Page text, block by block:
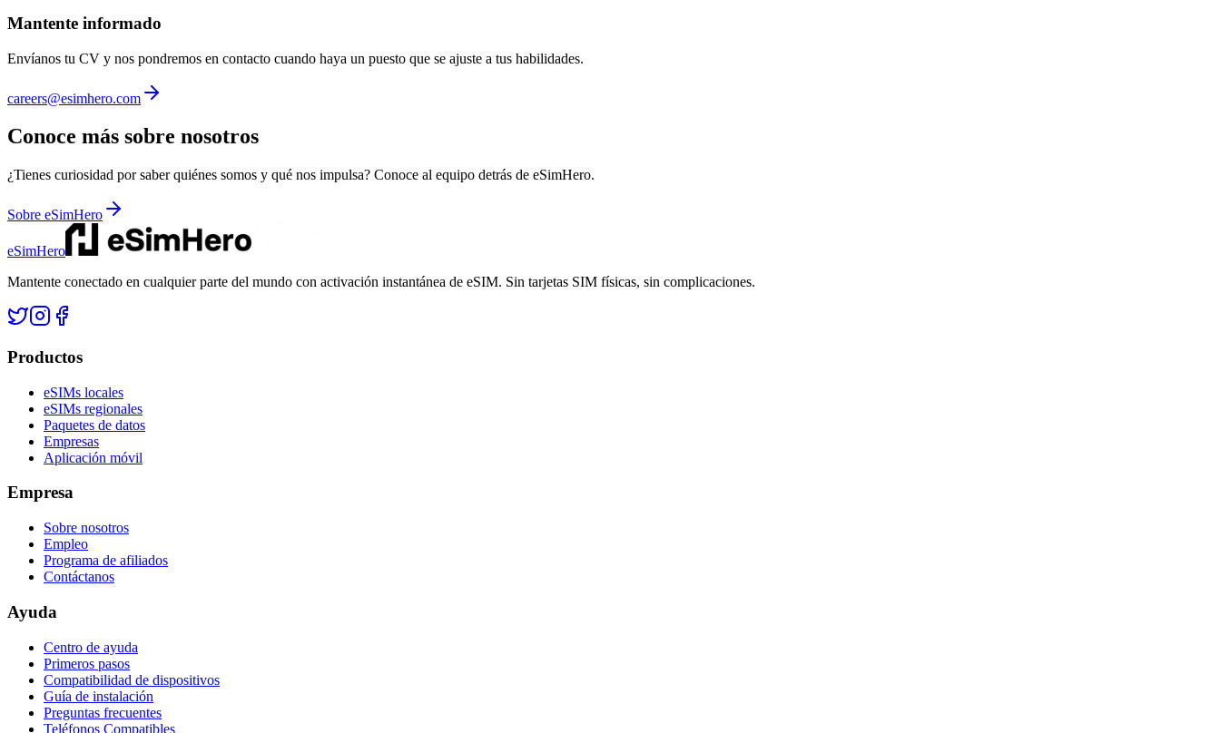
Mantente informado
Envíanos tu CV y nos pondremos en contacto cuando haya un puesto que se ajuste a tus habilidades.
careers@esimhero.com
Conoce más sobre nosotros
¿Tienes curiosidad por saber quiénes somos y qué nos impulsa? Conoce al equipo detrás de eSimHero.
Sobre eSimHero
eSimHero
Mantente conectado en cualquier parte del mundo con activación instantánea de eSIM. Sin tarjetas SIM físicas, sin complicaciones.
Productos
eSIMs locales
eSIMs regionales
Paquetes de datos
Empresas
Aplicación móvil
Empresa
Sobre nosotros
Empleo
Programa de afiliados
Contáctanos
Ayuda
Centro de ayuda
Primeros pasos
Compatibilidad de dispositivos
Guía de instalación
Preguntas frecuentes
Teléfonos Compatibles